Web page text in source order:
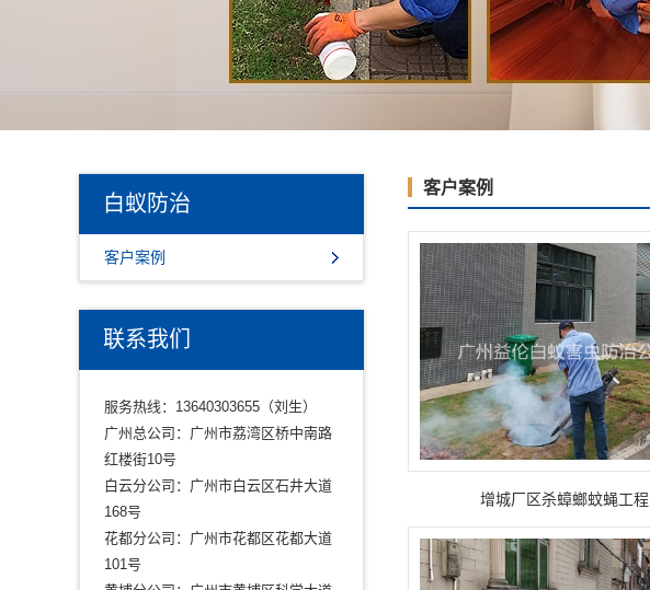
白蚁防治
客户案例
联系我们
服务热线：13640303655（刘生）
广州总公司：广州市荔湾区桥中南路
红楼街10号
白云分公司：广州市白云区石井大道
168号
花都分公司：广州市花都区花都大道
101号
客户案例
增城厂区杀蟑螂蚊蝇工程